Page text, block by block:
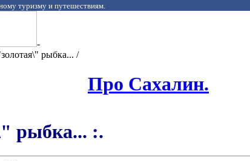
туризму и путешествиям.
-
рыбка... /
Про Сахалин.
рыбка... :.